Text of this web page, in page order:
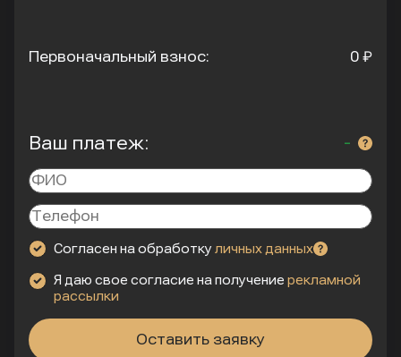
Первоначальный взнос: 0 ₽
Ваш платеж: -
Согласен на обработку личных данных
Я даю свое согласие на получение рекламной
рассылки
Оставить заявку